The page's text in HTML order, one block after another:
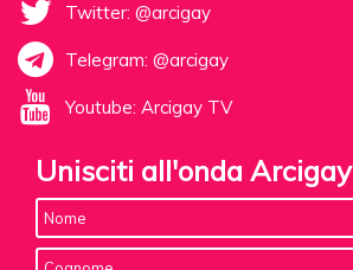
Twitter: @arcigay
Telegram: @arcigay
Youtube: Arcigay TV
Unisciti all'onda Arcigay